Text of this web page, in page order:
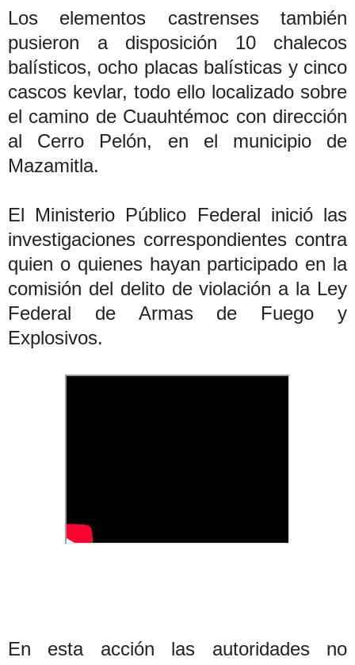
Los elementos castrenses también
pusieron a disposición 10 chalecos
balísticos, ocho placas balísticas y cinco
cascos kevlar, todo ello localizado sobre
el camino de Cuauhtémoc con dirección
al Cerro Pelón, en el municipio de
Mazamitla.
El Ministerio Público Federal inició las
investigaciones correspondientes contra
quien o quienes hayan participado en la
comisión del delito de violación a la Ley
Federal de Armas de Fuego y
Explosivos.
En esta acción las autoridades no